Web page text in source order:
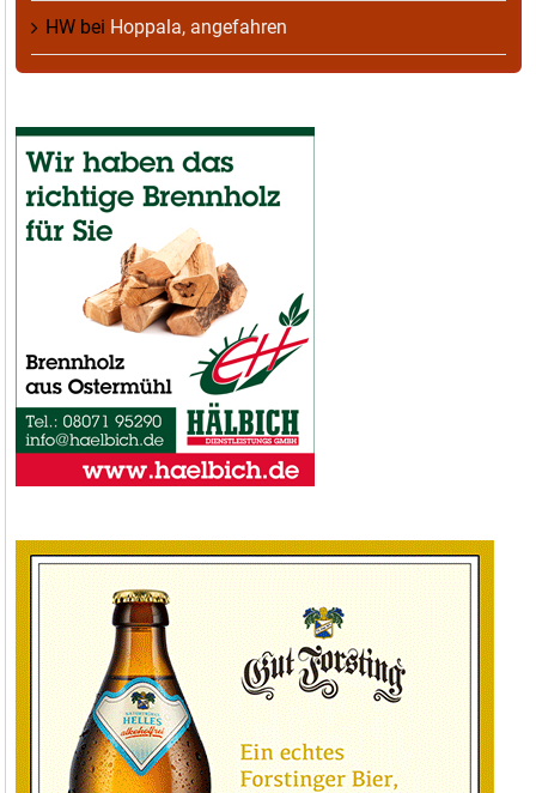
HW bei Hoppala, angefahren